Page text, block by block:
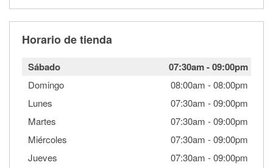
Horario de tienda
Sábado 07:30am-09:00pm
Domingo 08:00am -08:00pm
Lunes
07:30am -09:00pm
Martes
07:30am -09:00pm
Miércoles
07:30am -09:00pm
Jueves
07:30am -09:00pm